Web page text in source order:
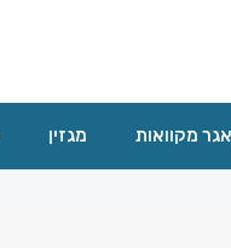
מקוואות מגזין